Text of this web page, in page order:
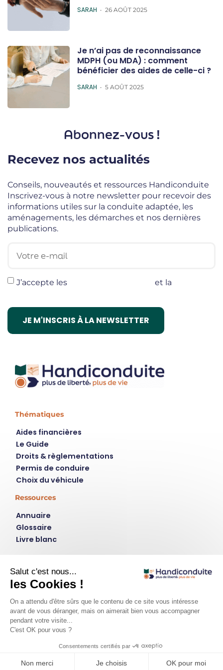
POSTED
SARAH 26 AOÛT 2025
Je n’ai pas de reconnaissance
MDPH (ou MDA) : comment
bénéficier des aides de celle-ci ?
POSTED
SARAH 5 AOÛT 2025
Abonnez-vous !
Recevez nos actualités
Conseils, nouveautés et ressources Handiconduite
Inscrivez-vous à notre newsletter pour recevoir des
informations utiles sur la conduite adaptée, les
aménagements, les démarches et nos dernières
publications.
J’accepte les et la
Thématiques
Aides financières
Le Guide
Droits & règlementations
Permis de conduire
Choix du véhicule
Ressources
Annuaire
Glossaire
Livre blanc
Instagram LinkedIn
plus de liberté, plus de vie
Qui est handiconduite.fr ?